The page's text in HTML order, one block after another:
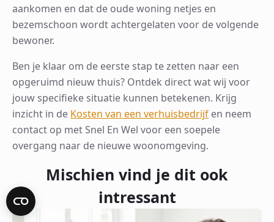
aankomen en dat de oude woning netjes en
bezemschoon wordt achtergelaten voor de volgende
bewoner.
Ben je klaar om de eerste stap te zetten naar een
opgeruimd nieuw thuis? Ontdek direct wat wij voor
jouw specifieke situatie kunnen betekenen. Krijg
inzicht in de Kosten van een verhuisbedrijf en neem
contact op met Snel En Wel voor een soepele
overgang naar de nieuwe woonomgeving.
Mischien vind je dit ook
intressant